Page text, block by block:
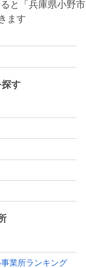
と「兵庫県小野市
ます
す
業所ランキング